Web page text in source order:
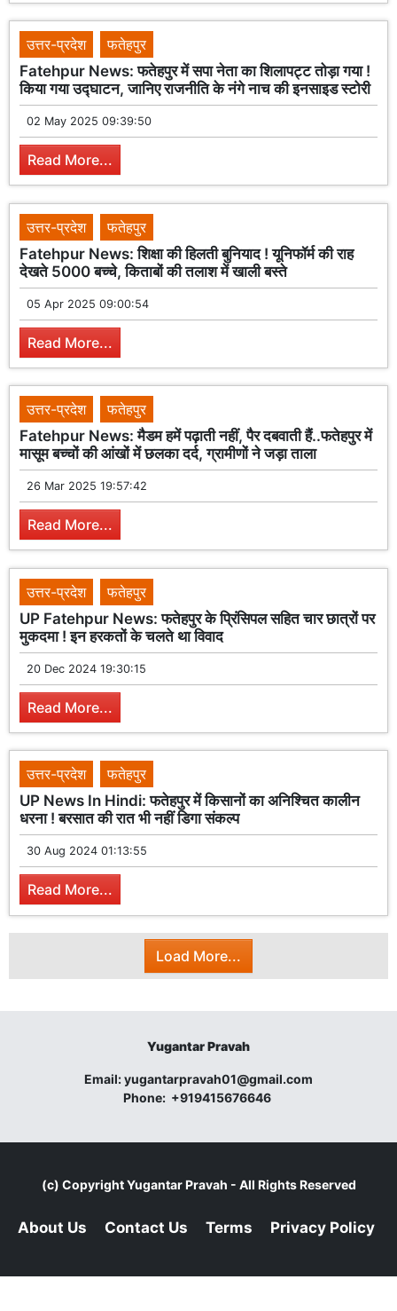
उत्तर-प्रदेश
फतेहपुर
Fatehpur News: फतेहपुर में सपा नेता का शिलापट्ट तोड़ा गया !
किया गया उद्घाटन, जानिए राजनीति के नंगे नाच की इनसाइड स्टोरी
02 May 2025 09:39:50
Read More...
उत्तर-प्रदेश
फतेहपुर
Fatehpur News: शिक्षा की हिलती बुनियाद ! यूनिफॉर्म की राह
देखते 5000 बच्चे, किताबों की तलाश में खाली बस्ते
05 Apr 2025 09:00:54
Read More...
उत्तर-प्रदेश
फतेहपुर
Fatehpur News: मैडम हमें पढ़ाती नहीं, पैर दबवाती हैं..फतेहपुर में
मासूम बच्चों की आंखों में छलका दर्द, ग्रामीणों ने जड़ा ताला
26 Mar 2025 19:57:42
Read More...
उत्तर-प्रदेश
फतेहपुर
UP Fatehpur News: फतेहपुर के प्रिंसिपल सहित चार छात्रों पर
मुकदमा ! इन हरकतों के चलते था विवाद
20 Dec 2024 19:30:15
Read More...
उत्तर-प्रदेश
फतेहपुर
UP News In Hindi: फतेहपुर में किसानों का अनिश्चित कालीन
धरना ! बरसात की रात भी नहीं डिगा संकल्प
30 Aug 2024 01:13:55
Read More...
Load More...
Yugantar Pravah
Email:yugantarpravah01@gmail.com
Phone: +919415676646
(c) CopyrightYugantar Pravah - All Rights Reserved
About Us Contact Us Terms Privacy Policy